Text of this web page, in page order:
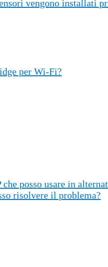
vengono installati
per Wi-Fi?
posso usare in
risolvere il problema?